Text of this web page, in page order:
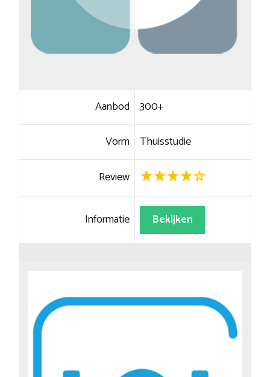
Aanbod 300+
Vorm Thuisstudie
Review
Informatie Bekijken